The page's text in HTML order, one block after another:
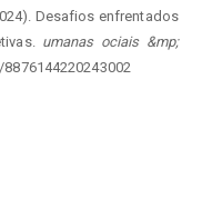
Desafios enfrentados
umanas ociais &mp;